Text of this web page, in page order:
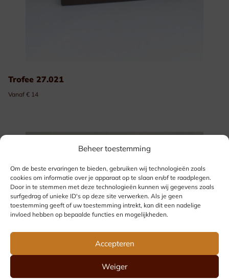
Beheer toestemming
Om de beste ervaringen te bieden, gebruiken wij technologieën zoals
cookies om informatie over je apparaat op te slaan en/of te raadplegen.
Door in te stemmen met deze technologieën kunnen wij gegevens zoals
surfgedrag of unieke ID's op deze site verwerken. Als je geen
toestemming geeft of uw toestemming intrekt, kan dit een nadelige
invloed hebben op bepaalde functies en mogelijkheden.
Accepteren
Weiger
Trofee 27.021
Vanaf € 14